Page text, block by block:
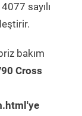
sayılı
bakım
Cross